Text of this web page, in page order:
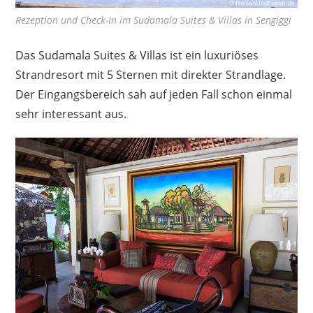
Rezeption und Check-In im Sudamala Suites & Villas in Sengiggi
Das Sudamala Suites & Villas ist ein luxuriöses
Strandresort mit 5 Sternen mit direkter Strandlage.
Der Eingangsbereich sah auf jeden Fall schon einmal
sehr interessant aus.